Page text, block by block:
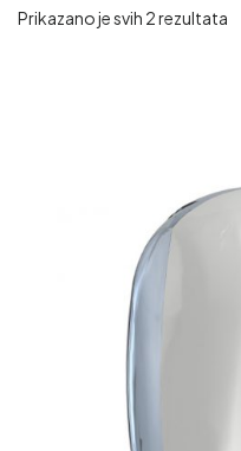
Prikazano je svih 2 rezultata